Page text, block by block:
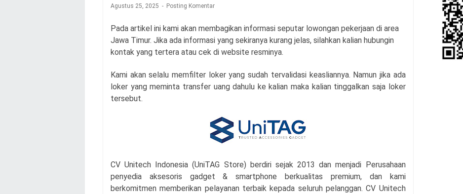
Agustus 25, 2025 Posting Komentar
Pada artikel ini kami akan membagikan informasi seputar lowongan pekerjaan di area
Jawa Timur. Jika ada informasi yang sekiranya kurang jelas, silahkan kalian hubungin
kontak yang tertera atau cek di website resminya.
Kami akan selalu memfilter loker yang sudah tervalidasi keasliannya. Namun jika ada
loker yang meminta transfer uang dahulu ke kalian maka kalian tinggalkan saja loker
tersebut.
CV Unitech Indonesia (UniTAG Store) berdiri sejak 2013 dan menjadi Perusahaan
penyedia aksesoris gadget & smartphone berkualitas premium, dan kami
berkomitmen memberikan pelayanan terbaik kepada seluruh pelanggan. CV Unitech